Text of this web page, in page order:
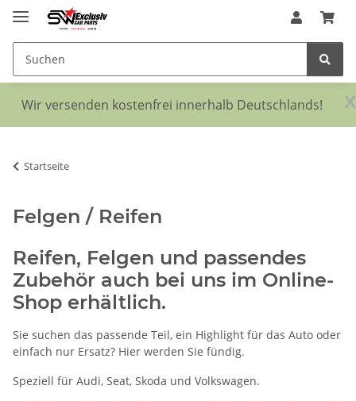
x
Wir versenden kostenfrei innerhalb Deutschlands!
Startseite
Felgen / Reifen
Reifen, Felgen und passendes
Zubehör auch bei uns im Online-
Shop erhältlich.
Sie suchen das passende Teil, ein Highlight für das Auto oder
einfach nur Ersatz? Hier werden Sie fündig.
Speziell für Audi, Seat, Skoda und Volkswagen.